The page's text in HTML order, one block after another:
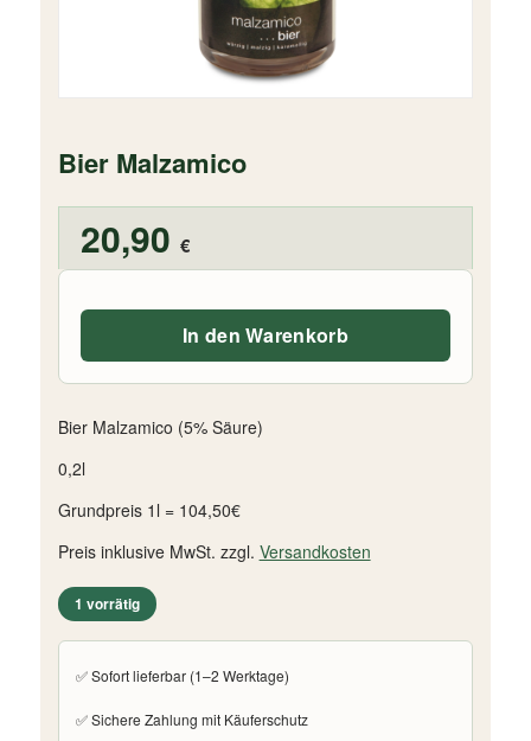
Bier Malzamico
20,90 €
Bier Malzamico (5% Säure)
0,2l
Grundpreis 1l = 104,50€
Preis inklusive MwSt. zzgl. Versandkosten
1 vorrätig
✅ Sofort lieferbar (1–2 Werktage)
✅ Sichere Zahlung mit Käuferschutz
In den Warenkorb